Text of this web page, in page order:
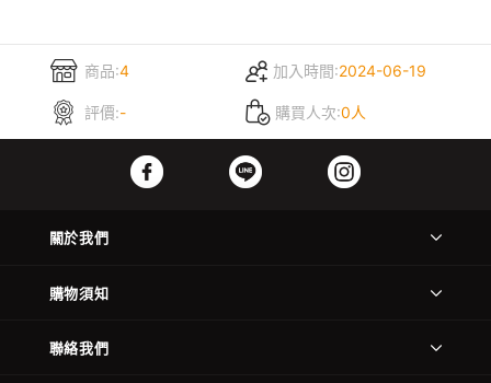
商品:4 加入時間:2024-06-19
評價:- 購買人次:0人
關於我們
購物須知
聯絡我們